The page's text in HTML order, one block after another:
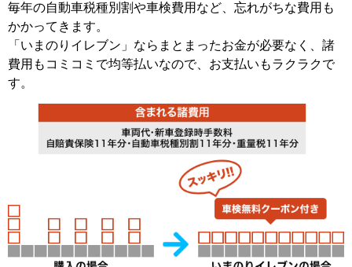
毎年の自動車税種別割や車検費用など、忘れがちな費用も
かかってきます。
「いまのりイレブン」ならまとまったお金が必要なく、諸
費用もコミコミで均等払いなので、お支払いもラクラクで
す。